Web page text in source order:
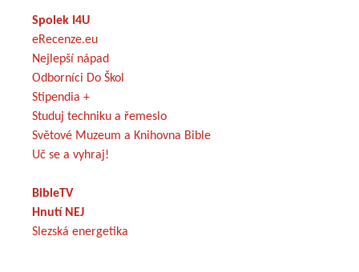
Spolek I4U
eRecenze.eu
Nejlepší nápad
Odborníci Do Škol
Stipendia +
Studuj techniku a řemeslo
Světové Muzeum a Knihovna Bible
Uč se a vyhraj!
BibleTV
Hnutí NEJ
Slezská energetika